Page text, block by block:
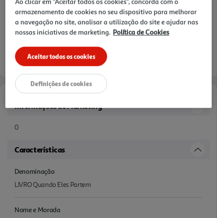
Informações de Marketing
0
Características
Denominação
LIVRO Quando Eles Partem
Nome e Morada
armazenamento de cookies no seu dispositivo para melhorar
a navegação no site, analisar a utilização do site e ajudar nas
nossas iniciativas de marketing. Política de Cookies
Aceitar todos os cookies
Definições de cookies